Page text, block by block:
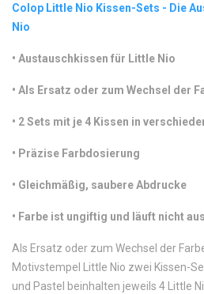
Colop Little Nio Kissen-Sets - Die
Nio
• Austauschkissen für Little Nio
• Als Ersatz oder zum Wechsel der
• 2 Sets mit je 4 Kissen in
• Präzise Farbdosierung
• Gleichmäßig, saubere Abdrucke
• Farbe ist ungiftig und läuft nicht aus
Als Ersatz oder zum Wechsel der
Motivstempel Little Nio zwei Kissen-
und Pastel beinhalten jeweils 4 Little